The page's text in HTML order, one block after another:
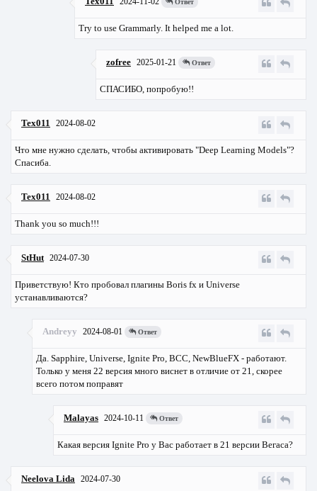
Try to use Grammarly. It helped me a lot.
zofree 2025-01-21 Ответ
СПАСИБО, попробую!!
Tex011 2024-08-02
Что мне нужно сделать, чтобы активировать "Deep Learning Models"?
Спасиба.
Tex011 2024-08-02
Thank you so much!!!
StHut 2024-07-30
Приветствую! Кто пробовал плагины Boris fx и Universe
устанавливаются?
Andreyy 2024-08-01 Ответ
Да. Sapphire, Universe, Ignite Pro, BCC, NewBlueFX - работают.
Только у меня 22 версия много виснет в отличие от 21, скорее
всего потом поправят
Malayas 2024-10-11 Ответ
Какая версия Ignite Pro у Вас работает в 21 версии Вегаса?
Neelova Lida 2024-07-30